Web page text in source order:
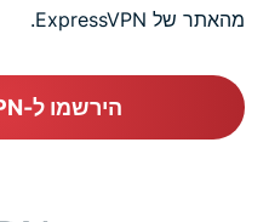
מהאתר של ExpressVPN.
הירשמו ל-ExpressVPN